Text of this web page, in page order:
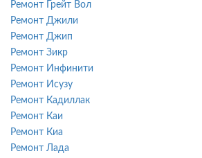
Ремонт Грейт Вол
Ремонт Джили
Ремонт Джип
Ремонт Зикр
Ремонт Инфинити
Ремонт Исузу
Ремонт Кадиллак
Ремонт Каи
Ремонт Киа
Ремонт Лада